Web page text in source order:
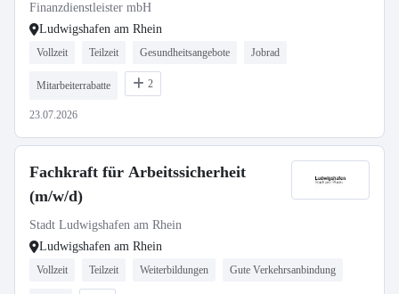
Finanzdienstleister mbH
Ludwigshafen am Rhein
Vollzeit Teilzeit Gesundheitsangebote Jobrad
Mitarbeiterrabatte 2
23.07.2026
Fachkraft für Arbeitssicherheit
(m/w/d)
Stadt Ludwigshafen am Rhein
Ludwigshafen am Rhein
Vollzeit Teilzeit Weiterbildungen Gute Verkehrsanbindung